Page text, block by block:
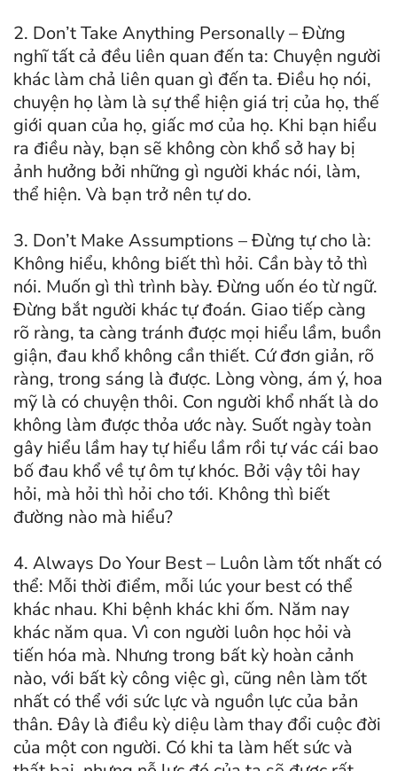
2. Don’t Take Anything Personally – Đừng
nghĩ tất cả đều liên quan đến ta: Chuyện người
khác làm chả liên quan gì đến ta. Điều họ nói,
chuyện họ làm là sự thể hiện giá trị của họ, thế
giới quan của họ, giấc mơ của họ. Khi bạn hiểu
ra điều này, bạn sẽ không còn khổ sở hay bị
ảnh hưởng bởi những gì người khác nói, làm,
thể hiện. Và bạn trở nên tự do.
3. Don’t Make Assumptions – Đừng tự cho là:
Không hiểu, không biết thì hỏi. Cần bày tỏ thì
nói. Muốn gì thì trình bày. Đừng uốn éo từ ngữ.
Đừng bắt người khác tự đoán. Giao tiếp càng
rõ ràng, ta càng tránh được mọi hiểu lầm, buồn
giận, đau khổ không cần thiết. Cứ đơn giản, rõ
ràng, trong sáng là được. Lòng vòng, ám ý, hoa
mỹ là có chuyện thôi. Con người khổ nhất là do
không làm được thỏa ước này. Suốt ngày toàn
gây hiểu lầm hay tự hiểu lầm rồi tự vác cái bao
bố đau khổ về tự ôm tự khóc. Bởi vậy tôi hay
hỏi, mà hỏi thì hỏi cho tới. Không thì biết
đường nào mà hiểu?
4. Always Do Your Best – Luôn làm tốt nhất có
thể: Mỗi thời điểm, mỗi lúc your best có thể
khác nhau. Khi bệnh khác khi ốm. Năm nay
khác năm qua. Vì con người luôn học hỏi và
tiến hóa mà. Nhưng trong bất kỳ hoàn cảnh
nào, với bất kỳ công việc gì, cũng nên làm tốt
nhất có thể với sức lực và nguồn lực của bản
thân. Đây là điều kỳ diệu làm thay đổi cuộc đời
của một con người. Có khi ta làm hết sức và